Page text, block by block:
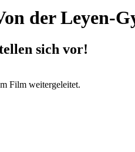
der Leyen-
sich vor!
Film weitergeleitet.